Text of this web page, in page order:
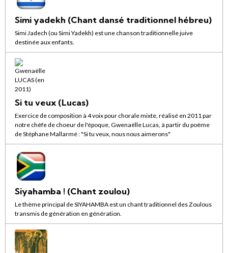
Simi yadekh (Chant dansé traditionnel hébreu)
Simi Jadech (ou Simi Yadekh) est une chanson traditionnelle juive
destinée aux enfants.
Si tu veux (Lucas)
Exercice de composition à 4 voix pour chorale mixte, réalisé en 2011 par
notre chèfe de choeur de l'époque, Gwenaëlle Lucas, à partir du poème
de Stéphane Mallarmé : "Si tu veux, nous nous aimerons"
Siyahamba ! (Chant zoulou)
Le thème principal de SIYAHAMBA est un chant traditionnel des Zoulous
transmis de génération en génération.